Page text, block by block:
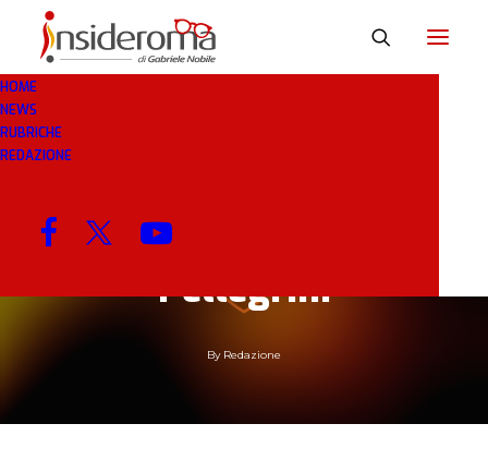
HOME
NEWS
RUBRICHE
REDAZIONE
30 GIU 2019
Visite mediche al J
Medical per Luca
Pellegrini
By Redazione